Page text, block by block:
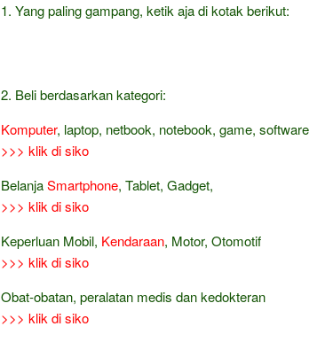
1. Yang paling gampang, ketik aja di kotak berikut:
2. Beli berdasarkan kategori:
Komputer, laptop, netbook, notebook, game, software
>>> klik di siko
BelanjaSmartphone, Tablet, Gadget,
>>> klik di siko
Keperluan Mobil, Kendaraan, Motor, Otomotif
>>> klik di siko
Obat-obatan, peralatan medis dan kedokteran
>>> klik di siko